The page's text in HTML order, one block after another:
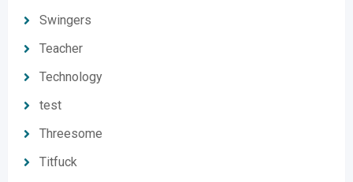
Swingers
Teacher
Technology
test
Threesome
Titfuck